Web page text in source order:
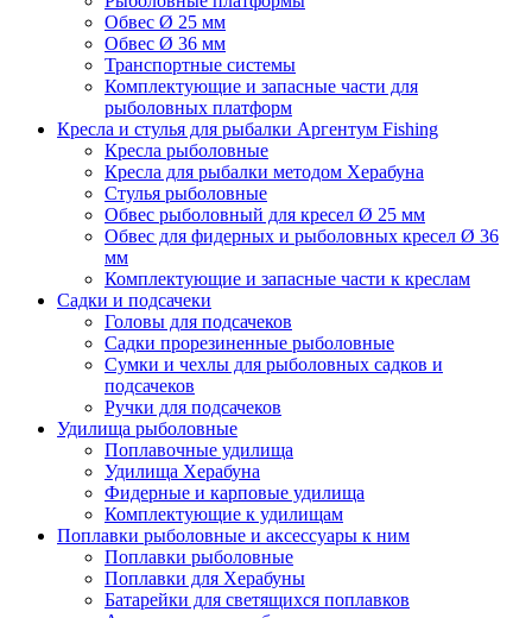
Обвес Ø 25 мм
Обвес Ø 36 мм
Транспортные системы
Комплектующие и запасные части для
рыболовных платформ
Кресла и стулья для рыбалки Аргентум Fishing
Кресла рыболовные
Кресла для рыбалки методом Херабуна
Стулья рыболовные
Обвес рыболовный для кресел Ø 25 мм
Обвес для фидерных и рыболовных кресел Ø 36
мм
Комплектующие и запасные части к креслам
Садки и подсачеки
Головы для подсачеков
Садки прорезиненные рыболовные
Сумки и чехлы для рыболовных садков и
подсачеков
Ручки для подсачеков
Удилища рыболовные
Поплавочные удилища
Удилища Херабуна
Фидерные и карповые удилища
Комплектующие к удилищам
Поплавки рыболовные и аксессуары к ним
Поплавки рыболовные
Поплавки для Херабуны
Батарейки для светящихся поплавков